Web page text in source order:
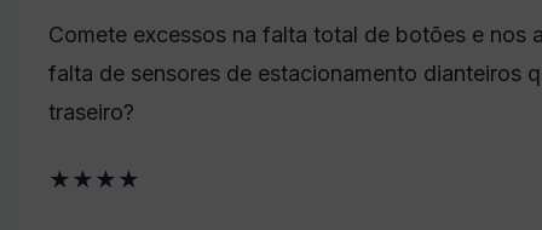
Comete excessos na falta total de botões e nos
falta de sensores de estacionamento dianteiros
traseiro?
★★★★